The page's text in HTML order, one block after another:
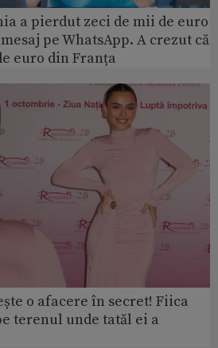
a pierdut zeci de mii de euro
pe WhatsApp. A crezut că
euro din Franța
o afacere în secret! Fiica
terenul unde tatăl ei a